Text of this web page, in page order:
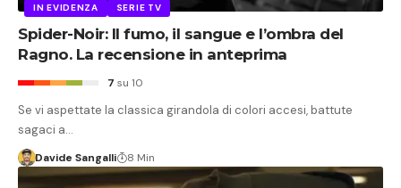
IN EVIDENZA SERIE TV
Spider-Noir: Il fumo, il sangue e l’ombra del
Ragno. La recensione in anteprima
7 su 10
Se vi aspettate la classica girandola di colori accesi, battute
sagaci a…
Davide Sangalli 8 Min